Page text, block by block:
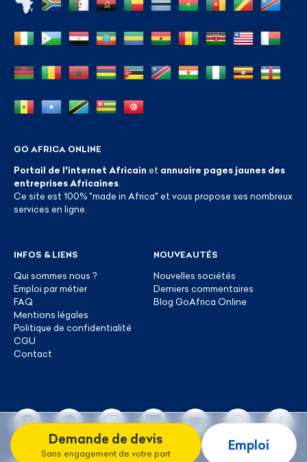
Demande de devis
Sans engagement de votre part
Emploi
GO AFRICA ONLINE
Portail de l'internet Africain et annuaire pages jaunes des
entreprises Africaines
Ce site est 100% "made in Africa" et vous propose ses nombreux
services en ligne.
INFOS & LIENS
Qui sommes nous ?
Emploi par métier
FAQ
Mentions légales
Politique de confidentialité
CGU
Contact
NOUVEAUTÉS
Nouvelles sociétés
Derniers commentaires
Blog GoAfrica Online